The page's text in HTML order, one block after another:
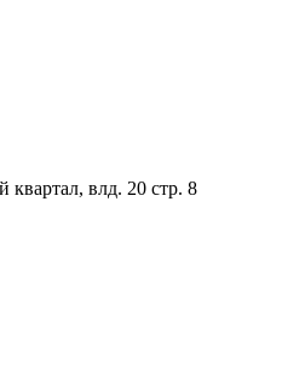
влд. 20 стр. 8